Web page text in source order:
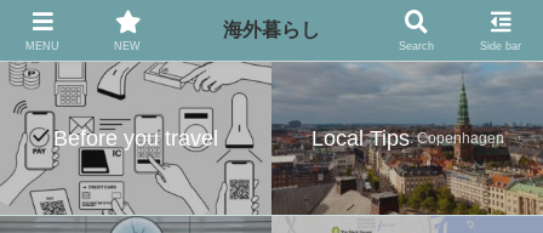
異国の地でのお役立ち情報
Before you travel Local Tips. Copenhagen
MENU NEW
海外暮らし
Search Side bar